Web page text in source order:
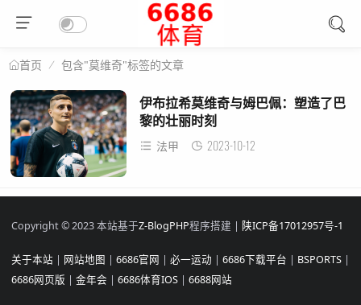
首页 包含"莫维奇"标签的文章
伊布拉希莫维奇与姆巴佩：塑造了巴
黎的壮丽时刻
法甲 2023-10-12
Copyright © 2023 本站基于Z-BlogPHP程序搭建 | 陕ICP备17012957号-1
关于本站 | 网站地图 | 6686官网 | 必一运动 | 6686下载平台 | BSPORTS |
6686网页版 | 金年会 | 6686体育IOS | 6688网站